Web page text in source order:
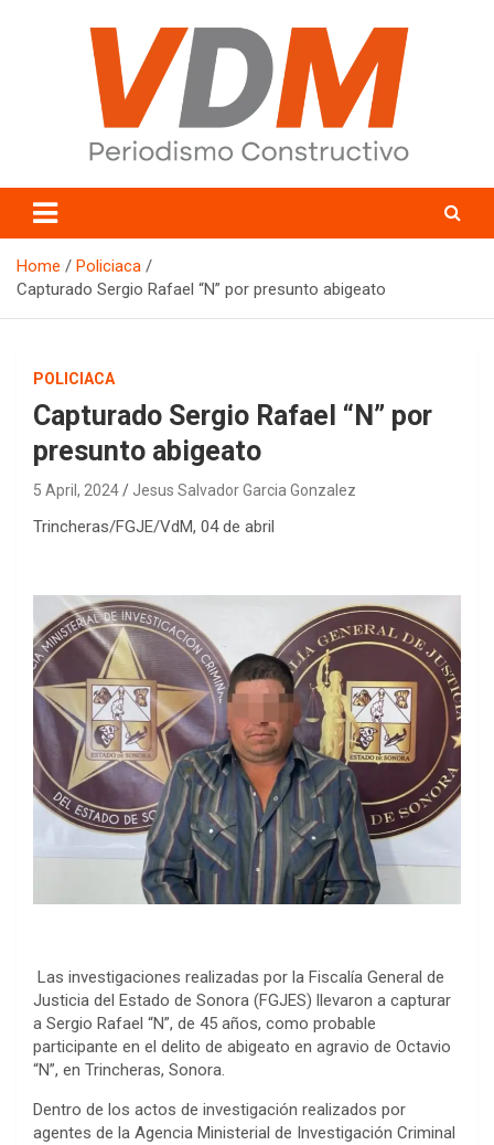
valledelmayo.com
Home
Policiaca
Capturado Sergio Rafael “N” por presunto abigeato
POLICIACA
Capturado Sergio Rafael “N” por
presunto abigeato
5 April, 2024 Jesus Salvador Garcia Gonzalez
Trincheras/FGJE/VdM, 04 de abril
Las investigaciones realizadas por la Fiscalía General de
Justicia del Estado de Sonora (FGJES) llevaron a capturar
a Sergio Rafael “N”, de 45 años, como probable
participante en el delito de abigeato en agravio de Octavio
“N”, en Trincheras, Sonora.
Dentro de los actos de investigación realizados por
agentes de la Agencia Ministerial de Investigación Criminal